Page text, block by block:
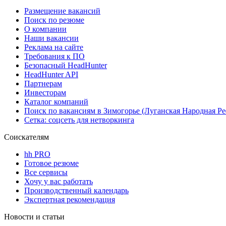
Размещение вакансий
Поиск по резюме
О компании
Наши вакансии
Реклама на сайте
Требования к ПО
Безопасный HeadHunter
HeadHunter API
Партнерам
Инвесторам
Каталог компаний
Поиск по вакансиям в Зимогорье (Луганская Народная
Сетка: соцсеть для нетворкинга
Соискателям
hh PRO
Готовое резюме
Все сервисы
Хочу у вас работать
Производственный календарь
Экспертная рекомендация
Новости и статьи